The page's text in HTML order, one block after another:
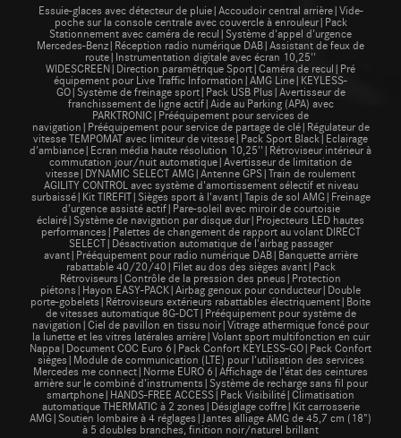
Essuie-glaces avec détecteur de pluie|Accoudoir central arrière|Vide-
poche sur la console centrale avec couvercle à enrouleur|Pack
Stationnement avec caméra de recul|Système d'appel d'urgence
Mercedes-Benz|Réception radio numérique DAB|Assistant de feux de
route|Instrumentation digitale avec écran 10,25''
WIDESCREEN|Direction paramétrique Sport|Caméra de recul|Pré
équipement pour Live Traffic Information|AMG Line|KEYLESS-
GO|Système de freinage sport|Pack USB Plus|Avertisseur de
franchissement de ligne actif|Aide au Parking (APA) avec
PARKTRONIC|Prééquipement pour services de
navigation|Prééquipement pour service de partage de clé|Régulateur de
vitesse TEMPOMAT avec limiteur de vitesse|Pack Sport Black|Eclairage
d'ambiance|Ecran média haute résolution 10,25''|Rétroviseur intérieur à
commutation jour/nuit automatique|Avertisseur de limitation de
vitesse|DYNAMIC SELECT AMG|Antenne GPS|Train de roulement
AGILITY CONTROL avec système d'amortissement sélectif et niveau
surbaissé|Kit TIREFIT|Sièges sport à l'avant|Tapis de sol AMG|Freinage
d’urgence assisté actif|Pare-soleil avec miroir de courtoisie
éclairé|Système de navigation par disque dur|Projecteurs LED hautes
performances|Palettes de changement de rapport au volant DIRECT
SELECT|Désactivation automatique de l'airbag passager
avant|Prééquipement pour radio numérique DAB|Banquette arrière
rabattable 40/20/40|Filet au dos des sièges avant|Pack
Rétroviseurs|Contrôle de la pression des pneus|Protection
piétons|Hayon EASY-PACK|Airbag genoux pour conducteur|Double
porte-gobelets|Rétroviseurs extérieurs rabattables électriquement|Boite
de vitesses automatique 8G-DCT|Prééquipement pour système de
navigation|Ciel de pavillon en tissu noir|Vitrage athermique foncé pour
la lunette et les vitres latérales arrière|Volant sport multifonction en cuir
Nappa|Document COC Euro 6|Pack Confort KEYLESS-GO|Pack Confort
sièges|Module de communication (LTE) pour l’utilisation des services
Mercedes me connect|Norme EURO 6|Affichage de l’état des ceintures
arrière sur le combiné d’instruments|Système de recharge sans fil pour
smartphone|HANDS-FREE ACCESS|Pack Visibilité|Climatisation
automatique THERMATIC à 2 zones|Désiglage coffre|Kit carrosserie
AMG|Soutien lombaire à 4 réglages|Jantes alliage AMG de 45,7 cm (18")
à 5 doubles branches, finition noir/naturel brillant